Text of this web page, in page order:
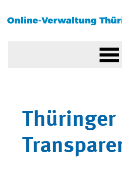
Thüringer